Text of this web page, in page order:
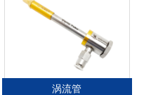
涡流管